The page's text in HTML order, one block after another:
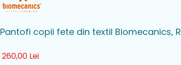
Pantofi copii fete din textil Biomecanics,
260,00 Lei